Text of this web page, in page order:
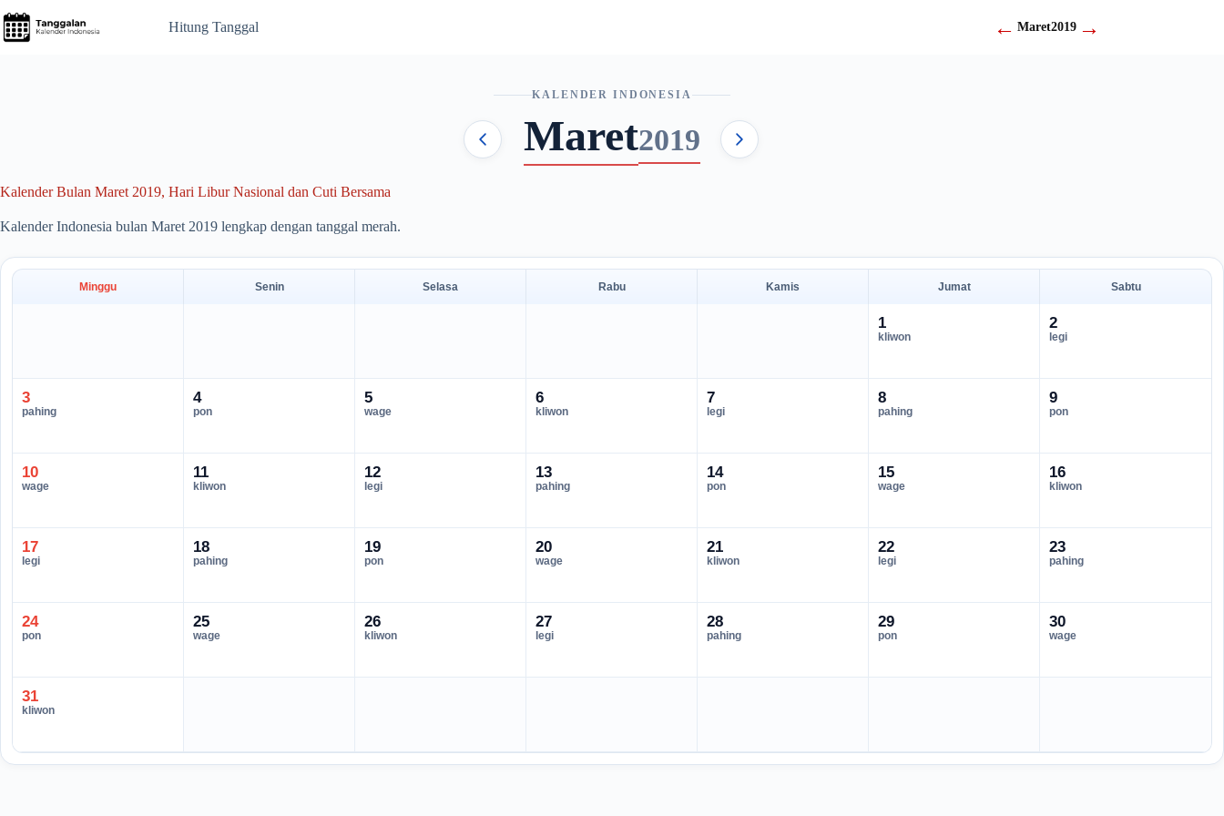
to
content
Hitung Tanggal ← Maret2019 →
KALENDER INDONESIA
Maret2019
Kalender Bulan Maret 2019, Hari Libur Nasional dan Cuti Bersama
Kalender Indonesia bulan Maret 2019 lengkap dengan tanggal merah.
Minggu Senin Selasa Rabu Kamis Jumat Sabtu
1
kliwon
2
legi
3
pahing
4
pon
5
wage
6
kliwon
7
legi
8
pahing
9
pon
10
wage
11
kliwon
12
legi
13
pahing
14
pon
15
wage
16
kliwon
17
legi
18
pahing
19
pon
20
wage
21
kliwon
22
legi
23
pahing
24
pon
25
wage
26
kliwon
27
legi
28
pahing
29
pon
30
wage
31
kliwon